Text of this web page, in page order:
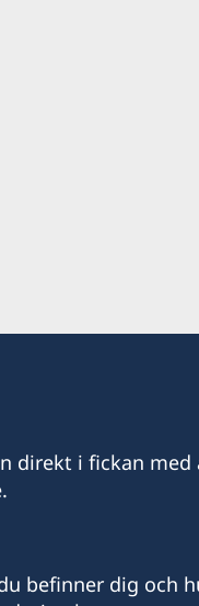
direkt i fickan med
befinner dig och